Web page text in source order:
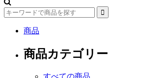
商品
商品カテゴリー